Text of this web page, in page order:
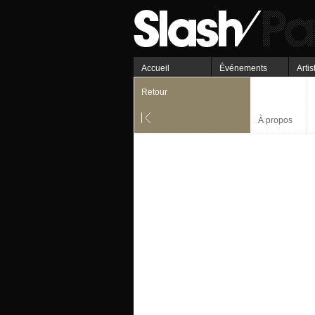
Accueil Événements
Retour
À propos